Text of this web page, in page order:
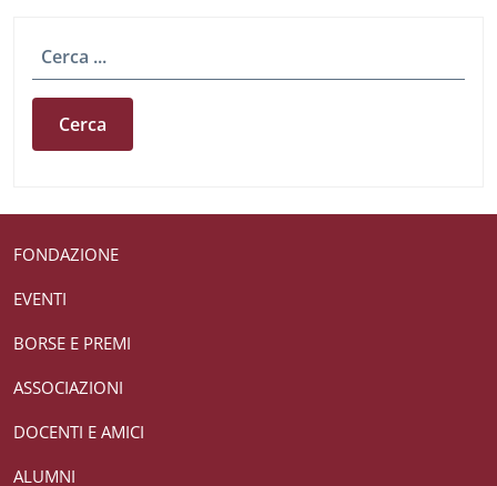
Cerca
FONDAZIONE
EVENTI
BORSE E PREMI
ASSOCIAZIONI
DOCENTI E AMICI
ALUMNI